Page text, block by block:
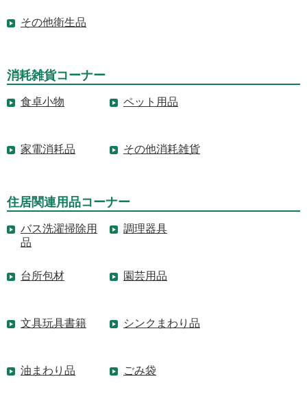
その他衛生品
消耗雑貨コーナー
食卓小物 ペット用品
家電消耗品 その他消耗雑貨
住居関連用品コーナー
バス洗濯掃除用
品
調理器具
台所包材 園芸用品
文具玩具書籍 シンクまわり品
油まわり品 ごみ袋